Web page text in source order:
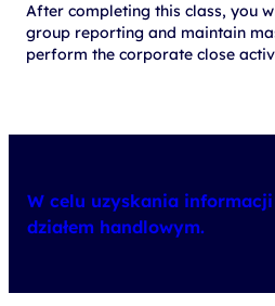
After completing this class, you
group reporting and maintain
perform the corporate close
W celu uzyskania
działem handlowym.